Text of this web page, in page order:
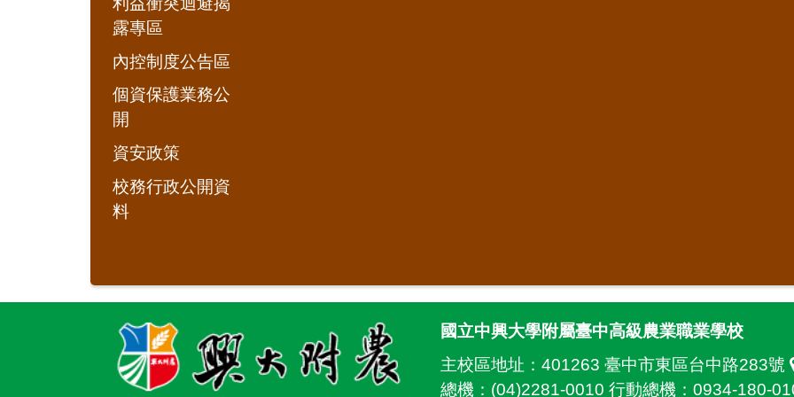
露專區
內控制度公告區
個資保護業務公
開
資安政策
校務行政公開資
料
國立中興大學附屬臺中高級農業職業學校
主校區地址： 401263 臺中市東區台中路283號
總機：(04)2281-0010 行動總機：0934-180-